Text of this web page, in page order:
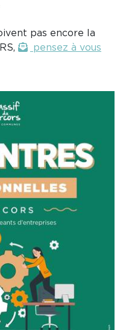
pas encore la
pensez à vous